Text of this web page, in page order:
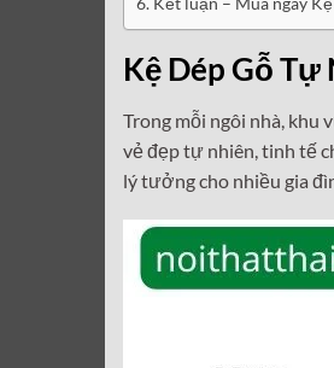
Kệ Dép Gỗ Tự
Trong mỗi ngôi nhà, khu
vẻ đẹp tự nhiên, tinh tế
lý tưởng cho nhiều gia